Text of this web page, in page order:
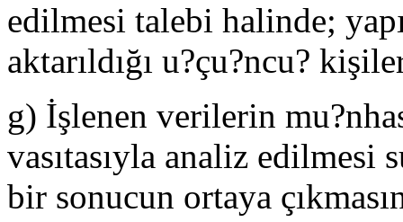
edilmesi talebi halinde;
aktarıldığı u?çu?ncu?
g) İşlenen verilerin
vasıtasıyla analiz
bir sonucun ortaya